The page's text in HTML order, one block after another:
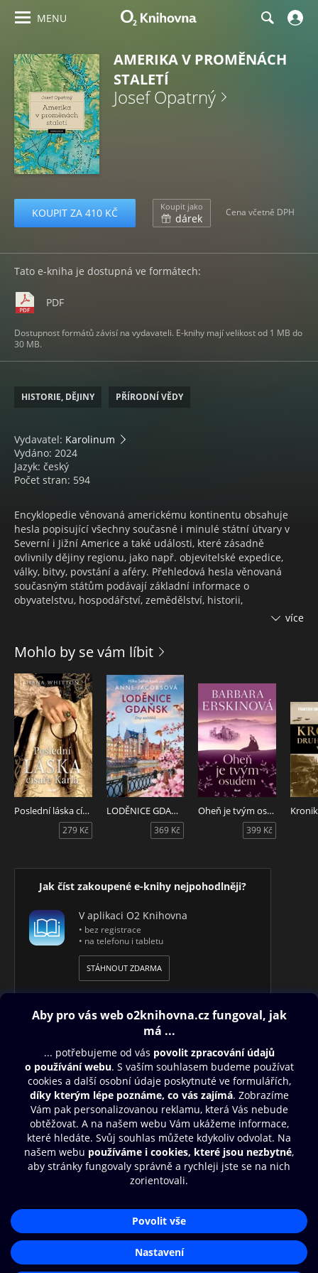
MENU
AMERIKA V PROMĚNÁCH
STALETÍ
Josef Opatrný
KOUPIT ZA 410 KČ Koupit jako
dárek Cena včetně DPH
Tato e-kniha je dostupná ve formátech:
PDF
Dostupnost formátů závisí na vydavateli. E-knihy mají velikost od 1 MB do
30 MB.
HISTORIE, DĚJINY PŘÍRODNÍ VĚDY
Vydavatel: Karolinum
Vydáno: 2024
Jazyk: český
Počet stran: 594
Encyklopedie věnovaná americkému kontinentu obsahuje
hesla popisující všechny současné i minulé státní útvary v
Severní i Jižní Americe a také události, které zásadně
ovlivnily dějiny regionu, jako např. objevitelské expedice,
války, bitvy, povstání a aféry. Přehledová hesla věnovaná
současným státům podávají základní informace o
obyvatelstvu, hospodářství, zemědělství, historii,
teritoriálním vývoji i současné politické situaci. Nechybí ani
pojmů, informace o nejdůležitějších hnutích, smlouvách,
organizacích a různých fenoménech typických pro tento
region.
Druhé vydání obsahuje kromě aktualizovaných a doplněných
hesel také nové mapy, zachycující současný stav i historický
vývoj.
více
Mohlo by se vám líbit
Poslední láska císaře Karla
279 Kč
LODĚNICE GDAŇSK: Dny začátků
369 Kč
Oheň je tvým osudem
399 Kč
Jak číst zakoupené e-knihy nejpohodlněji?
V aplikaci O2 Knihovna
• bez registrace
• na telefonu i tabletu
STÁHNOUT ZDARMA
Obsah ke stažení
Moje O2 Knihovna
Další zábava
© O2 Czech Republic a.s.
Zásady zpracování osobních údajůAplikace O2 Knihovna
Čti a poslouchej své e-knihy a
audioknihy rychleji a pohodlněji.